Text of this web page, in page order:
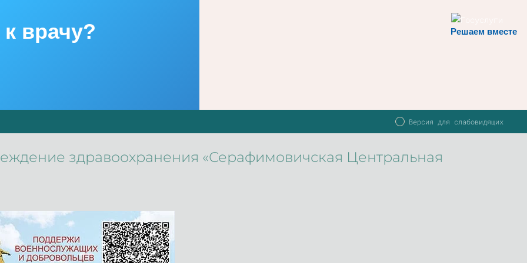
Решаем вместе
врачу?
Версия для слабовидящих
здравоохранения «Серафимовичская Центральная